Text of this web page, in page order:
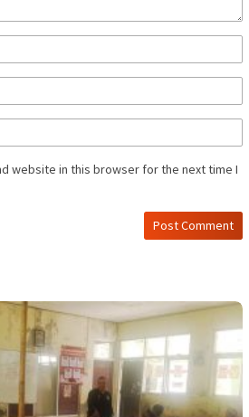
website in this browser for the next time I